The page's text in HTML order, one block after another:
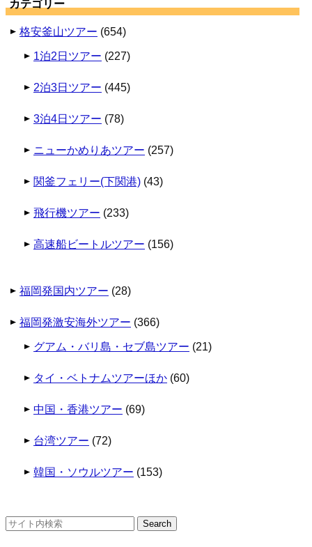
カテゴリー
格安釜山ツアー (654)
1泊2日ツアー (227)
2泊3日ツアー (445)
3泊4日ツアー (78)
ニューかめりあツアー (257)
関釜フェリー(下関港) (43)
飛行機ツアー (233)
高速船ビートルツアー (156)
福岡発国内ツアー (28)
福岡発激安海外ツアー (366)
グアム・バリ島・セブ島ツアー (21)
タイ・ベトナムツアーほか (60)
中国・香港ツアー (69)
台湾ツアー (72)
韓国・ソウルツアー (153)
検